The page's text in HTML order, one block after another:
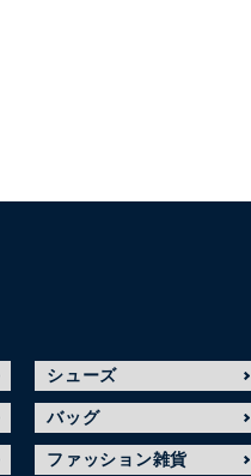
シューズ
バッグ
ファッション雑貨